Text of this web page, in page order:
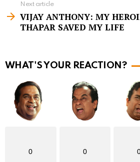
m
e
Next article
VIJAY ANTHONY: MY
THAPAR SAVED MY LIFE
WHAT'S YOUR REACTION?
0 0